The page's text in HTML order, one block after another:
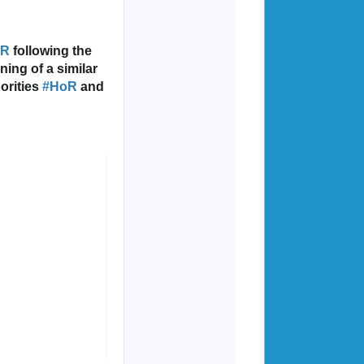
following the
of a similar
#HoR